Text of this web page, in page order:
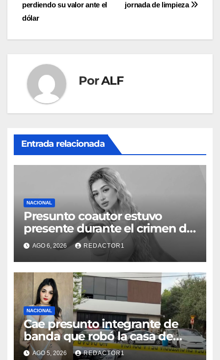
de
entradas
jornada de limpieza
perdiendo su valor ante el
dólar
PorALF
Entrada relacionada
NACIONAL
Presunto coautor estuvo
presente durante el crimen de
Valeria Márquez: Fiscalía
AGO 6, 2026 REDACTOR1
NACIONAL
Cae presunto integrante de
banda que robó la casa de
Karely Ruiz
AGO 5, 2026 REDACTOR1